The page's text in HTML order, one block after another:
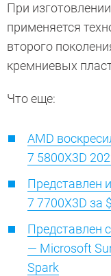
При
применяется
второго
кремниевых
Что еще:
AMD
7 5800X3D
Представлен
7 7700X3D за
Представлен
— Microsoft
Spark